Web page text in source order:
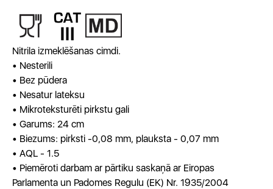
Nitrila izmeklēšanas cimdi.
• Nesterili
• Bez pūdera
• Nesatur lateksu
• Mikroteksturēti pirkstu gali
• Garums: 24 cm
• Biezums: pirksti -0,08 mm, plauksta - 0,07 mm
• AQL - 1.5
• Piemēroti darbam ar pārtiku saskaņā ar Eiropas
Parlamenta un Padomes Regulu (EK) Nr. 1935/2004